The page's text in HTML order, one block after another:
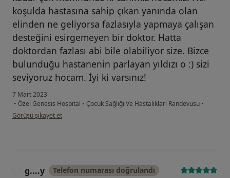
koşulda hastasına sahip çıkan yanında olan
elinden ne geliyorsa fazlasıyla yapmaya çalışan
desteğini esirgemeyen bir doktor. Hatta
doktordan fazlası abi bile olabiliyor size. Bizce
bulunduğu hastanenin parlayan yıldızı o :) sizi
seviyoruz hocam. İyi ki varsınız!
7 Mart 2023
• Özel Genesis Hospital • Çocuk Sağlığı Ve Hastalıkları Randevusu •
kullanıcının görüşüne göre me...m
Görüşü şikayet et
g....y Telefon numarası doğrulandı